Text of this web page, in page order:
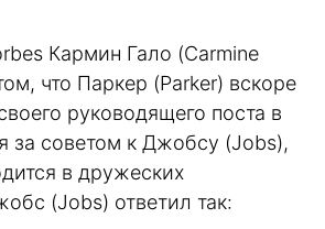
Кармин Гало (Carmine
что Паркер (Parker) вскоре
руководящего поста в
за советом к Джобсу (Jobs),
в дружеских
(Jobs) ответил так: